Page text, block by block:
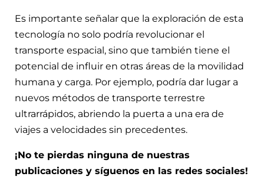
Es importante señalar que la exploración de esta
tecnología no solo podría revolucionar el
transporte espacial, sino que también tiene el
potencial de influir en otras áreas de la movilidad
humana y carga. Por ejemplo, podría dar lugar a
nuevos métodos de transporte terrestre
ultrarrápidos, abriendo la puerta a una era de
viajes a velocidades sin precedentes.
¡No te pierdas ninguna de nuestras
publicaciones y síguenos en las redes sociales!